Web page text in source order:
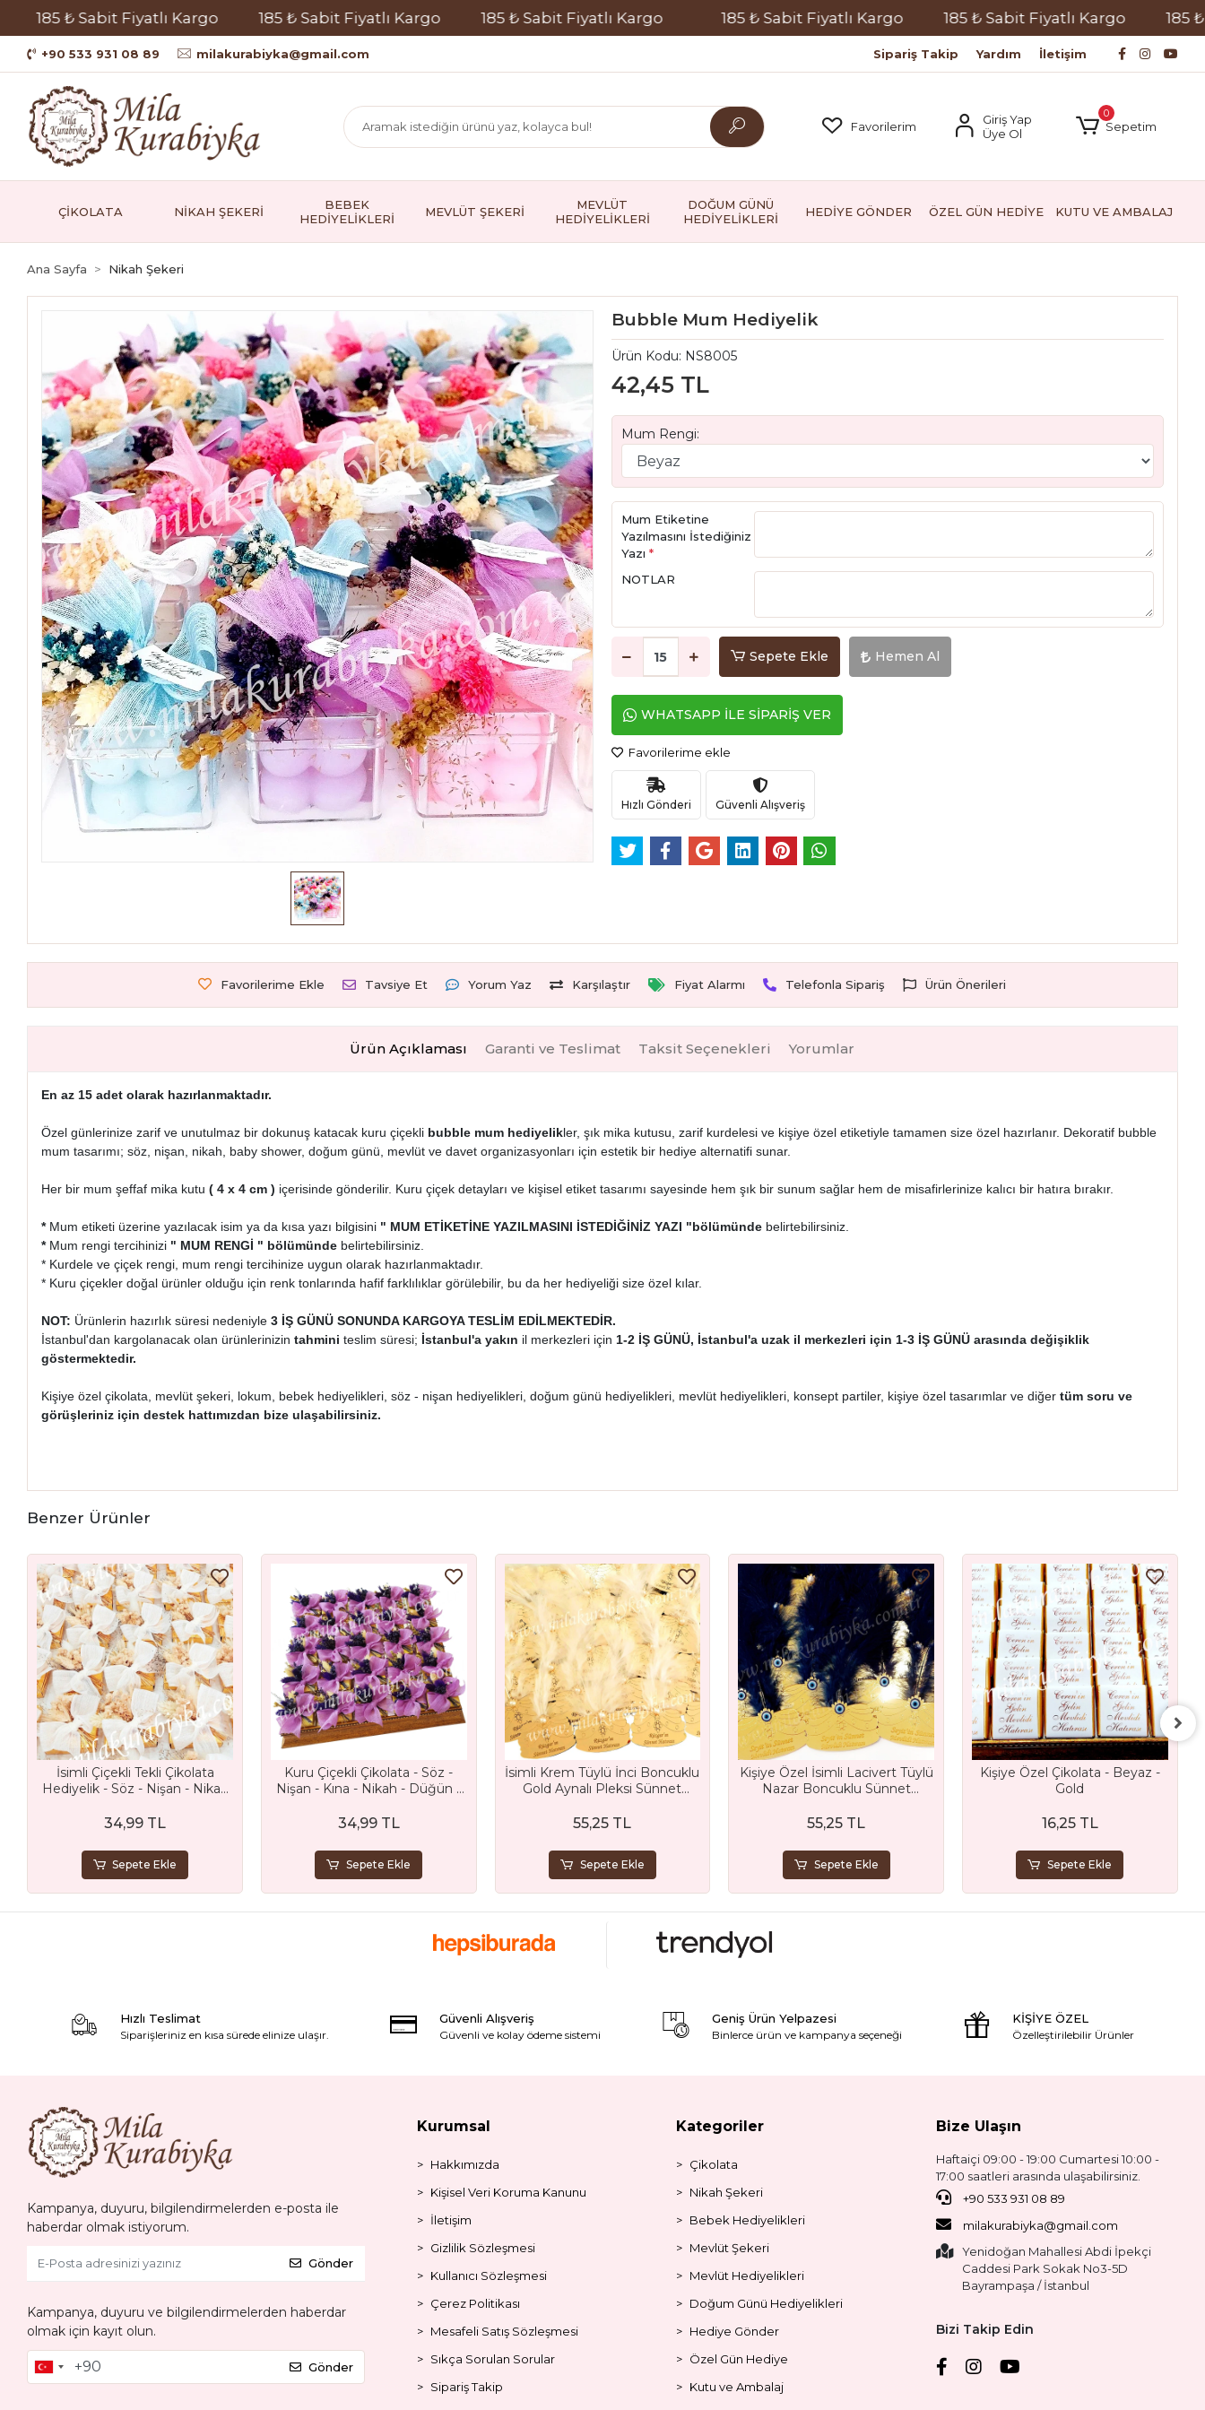
185 ₺ Sabit Fiyatlı Kargo 185 ₺ Sabit Fiyatlı Kargo 185 ₺ Sabit Fiyatlı Kargo 185 ₺ Sabit Fiyatlı Kargo 185 ₺ Sabit Fiyatlı Kargo 185 ₺
+90 533 931 08 89 milakurabiyka@gmail.com Sipariş Takip Yardım İletişim
Favorilerim
Giriş Yap
Üye Ol
0
Sepetim
ÇİKOLATA NİKAH ŞEKERİ
BEBEK
HEDİYELİKLERİ
MEVLÜT ŞEKERİ
MEVLÜT
HEDİYELİKLERİ
DOĞUM GÜNÜ
HEDİYELİKLERİ
HEDİYE GÖNDER ÖZEL GÜN HEDİYE KUTU VE AMBALAJ
Ana Sayfa Nikah Şekeri
Bubble Mum Hediyelik
Ürün Kodu: NS8005
42,45 TL
Mum Rengi:
Mum Etiketine
Yazılmasını İstediğiniz
Yazı *
NOTLAR
Sepete Ekle Hemen Al
WHATSAPP İLE SİPARİŞ VER
Favorilerime ekle
Hızlı Gönderi Güvenli Alışveriş
Favorilerime Ekle Tavsiye Et Yorum Yaz Karşılaştır Fiyat Alarmı Telefonla Sipariş Ürün Önerileri
Ürün Açıklaması Garanti ve Teslimat Taksit Seçenekleri Yorumlar
En az 15 adet olarak hazırlanmaktadır.
Özel günlerinize zarif ve unutulmaz bir dokunuş katacak kuru çiçekli bubble mum hediyelikler, şık mika kutusu, zarif kurdelesi ve kişiye özel etiketiyle tamamen size özel hazırlanır. Dekoratif bubble
mum tasarımı; söz, nişan, nikah, baby shower, doğum günü, mevlüt ve davet organizasyonları için estetik bir hediye alternatifi sunar.
Her bir mum şeffaf mika kutu( 4 x 4 cm ) içerisinde gönderilir. Kuru çiçek detayları ve kişisel etiket tasarımı sayesinde hem şık bir sunum sağlar hem de misafirlerinize kalıcı bir hatıra bırakır.
*Mum etiketi üzerine yazılacak isim ya da kısa yazı bilgisini " MUM ETİKETİNE YAZILMASINI İSTEDİĞİNİZ YAZI "bölümünde belirtebilirsiniz.
*Mum rengi tercihinizi " MUM RENGİ " bölümünde belirtebilirsiniz.
* Kurdele ve çiçek rengi, mum rengi tercihinize uygun olarak hazırlanmaktadır.
* Kuru çiçekler doğal ürünler olduğu için renk tonlarında hafif farklılıklar görülebilir, bu da her hediyeliği size özel kılar.
NOT: Ürünlerin hazırlık süresi nedeniyle 3 İŞ GÜNÜ SONUNDA KARGOYA TESLİM EDİLMEKTEDİR.
İstanbul'dan kargolanacak olan ürünlerinizin tahmini teslim süresi; İstanbul'a yakın il merkezleri için 1-2 İŞ GÜNÜ, İstanbul'a uzak il merkezleri için 1-3 İŞ GÜNÜ arasında değişiklik
göstermektedir.
Kişiye özel çikolata, mevlüt şekeri, lokum, bebek hediyelikleri, söz - nişan hediyelikleri, doğum günü hediyelikleri, mevlüt hediyelikleri, konsept partiler, kişiye özel tasarımlar ve diğertüm soru ve
görüşleriniz için destek hattımızdan bize ulaşabilirsiniz.
Benzer Ürünler
İsimli Çiçekli Tekli Çikolata
Hediyelik - Söz - Nişan - Nikah
34,99 TL
Sepete Ekle
Kuru Çiçekli Çikolata - Söz -
Nişan - Kına - Nikah - Düğün -
Hediyesi
34,99 TL
Sepete Ekle
İsimli Krem Tüylü İnci Boncuklu
Gold Aynalı Pleksi Sünnet
55,25 TL
Sepete Ekle
Kişiye Özel İsimli Lacivert Tüylü
Nazar Boncuklu Sünnet
Hediyelik
55,25 TL
Sepete Ekle
Kişiye Özel Çikolata - Beyaz -
Gold
16,25 TL
Sepete Ekle
Hızlı Teslimat
Siparişleriniz en kısa sürede elinize ulaşır.
Güvenli Alışveriş
Güvenli ve kolay ödeme sistemi
Geniş Ürün Yelpazesi
Binlerce ürün ve kampanya seçeneği
KİŞİYE ÖZEL
Özelleştirilebilir Ürünler
Kampanya, duyuru, bilgilendirmelerden e-posta ile
haberdar olmak istiyorum.
Gönder
Kampanya, duyuru ve bilgilendirmelerden haberdar
olmak için kayıt olun.
Gönder
Kurumsal
Hakkımızda
Kişisel Veri Koruma Kanunu
İletişim
Gizlilik Sözleşmesi
Kullanıcı Sözleşmesi
Çerez Politikası
Mesafeli Satış Sözleşmesi
Sıkça Sorulan Sorular
Sipariş Takip
Kategoriler
Çikolata
Nikah Şekeri
Bebek Hediyelikleri
Mevlüt Şekeri
Mevlüt Hediyelikleri
Doğum Günü Hediyelikleri
Hediye Gönder
Özel Gün Hediye
Kutu ve Ambalaj
Bize Ulaşın
Haftaiçi 09:00 - 19:00 Cumartesi 10:00 -
17:00 saatleri arasında ulaşabilirsiniz.
+90 533 931 08 89
milakurabiyka@gmail.com
Yenidoğan Mahallesi Abdi İpekçi
Caddesi Park Sokak No3-5D
Bayrampaşa / İstanbul
Bizi Takip Edin